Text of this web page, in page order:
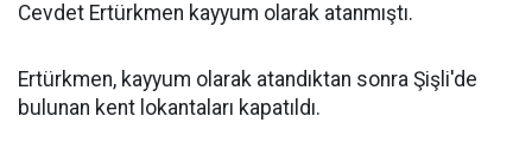
Cevdet Ertürkmen kayyum olarak atanmıştı.
Ertürkmen, kayyum olarak atandıktan sonra Şişli'de
bulunan kent lokantaları kapatıldı.